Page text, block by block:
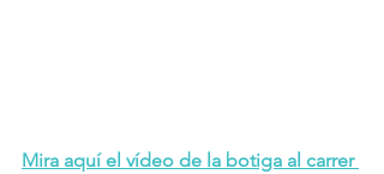
Mira aquí el vídeo de la botiga al carrer